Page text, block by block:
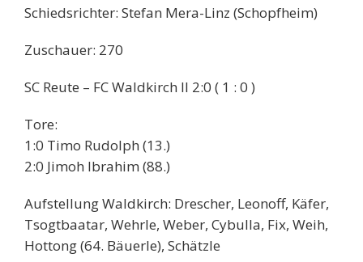
Schiedsrichter: Stefan Mera-Linz (Schopfheim)
Zuschauer: 270
SC Reute – FC Waldkirch II 2:0 ( 1 : 0 )
Tore:
1:0 Timo Rudolph (13.)
2:0 Jimoh Ibrahim (88.)
Aufstellung Waldkirch: Drescher, Leonoff, Käfer,
Tsogtbaatar, Wehrle, Weber, Cybulla, Fix, Weih,
Hottong (64. Bäuerle), Schätzle